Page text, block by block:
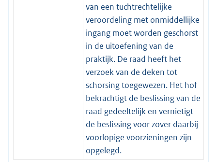
van een tuchtrechtelijke
veroordeling met onmiddellijke
ingang moet worden geschorst
in de uitoefening van de
praktijk. De raad heeft het
verzoek van de deken tot
schorsing toegewezen. Het hof
bekrachtigt de beslissing van de
raad gedeeltelijk en vernietigt
de beslissing voor zover daarbij
voorlopige voorzieningen zijn
opgelegd.